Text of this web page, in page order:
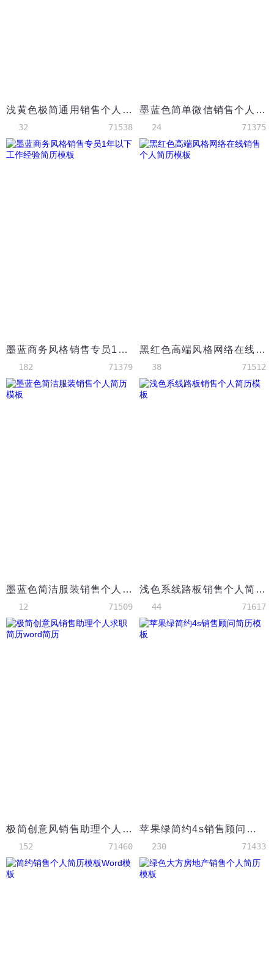
浅黄色极简通用销售个人简历模板
32 71538
墨蓝色简单微信销售个人简历模板
24 71375
墨蓝商务风格销售专员1年以下工作经验简历模板
182 71379
黑红色高端风格网络在线销售个人简历模板
38 71512
墨蓝色简洁服装销售个人简历模板
12 71509
浅色系线路板销售个人简历模板
44 71617
极简创意风销售助理个人求职简历word简历
152 71460
苹果绿简约4s销售顾问简历模板
230 71433